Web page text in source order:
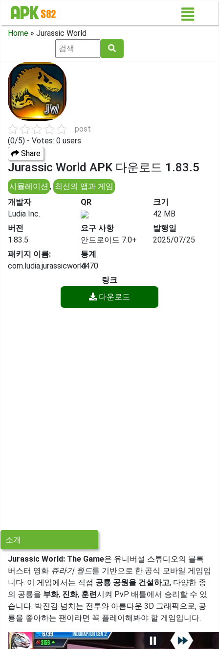
Home » Jurassic World
post
(0/5) - Votes: 0 users
Share
Jurassic World APK 다운로드 1.83.5
시뮬레이션 , 최신의 앱과 게임
개발자
Ludia Inc.
QR
크기
42 MB
버전
1.83.5
요구 사항
안드로이드 7.0+
발행일
2025/07/25
패키지 이름:
com.ludia.jurassicworld
통계
4470
링크
다운로드
소개
Jurassic World: The Game은 유니버설 스튜디오의 블록
버스터 영화 쥬라기 월드를 기반으로 한 공식 모바일 게임입
니다. 이 게임에서는 직접 공룡 공원을 건설하고, 다양한 종
의 공룡을 부화, 진화, 훈련시켜 PvP 배틀에서 승리할 수 있
습니다. 박진감 넘치는 전투와 아름다운 3D 그래픽으로, 공
룡을 좋아하는 팬이라면 꼭 플레이해봐야 할 게임입니다.